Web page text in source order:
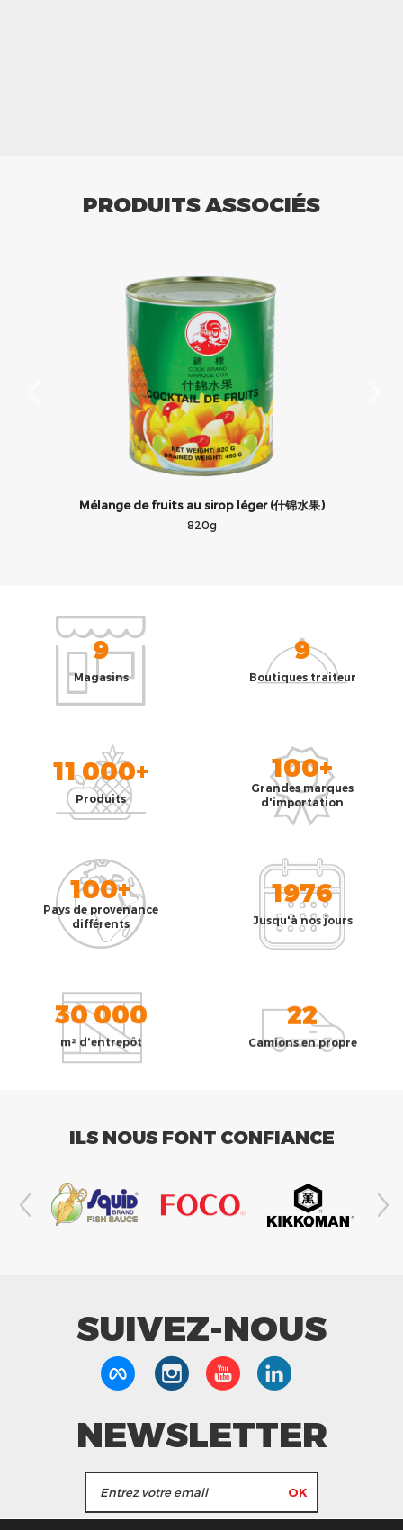
PRODUITS ASSOCIÉS
Mélange de fruits au sirop léger (什锦水果)
820g
9
Magasins
9
Boutiques traiteur
11 000+
Produits
100+
Grandes marques
d'importation
100+
Pays de provenance
différents
1976
Jusqu'à nos jours
30 000
m² d'entrepôt
22
Camions en propre
ILS NOUS FONT CONFIANCE
SUIVEZ-NOUS
NEWSLETTER